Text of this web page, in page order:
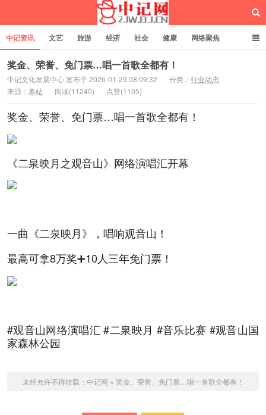
中记网
中记资讯 文艺 旅游 经济 社会 健康 网络聚焦
企业管理 网站建设 记者专栏 独立页面
奖金、荣誉、免门票…唱一首歌全都有！
中记文化发展中心 发布于 2026-01-29 08:09:32 分类： 行业动态
来源： 本站 阅读(11240) 点赞(1105)
奖金、荣誉、免门票…唱一首歌全都有！
《二泉映月之观音山》网络演唱汇开幕
一曲《二泉映月》，唱响观音山！
最高可拿8万奖➕10人三年免门票！
#观音山网络演唱汇 #二泉映月 #音乐比赛 #观音山国
家森林公园
未经允许不得转载： 中记网 » 奖金、荣誉、免门票…唱一首歌全都有！